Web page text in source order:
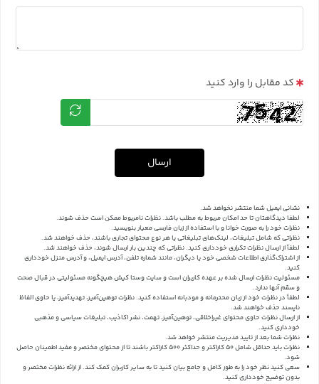
کد مقابل را وارد کنید
ارسال
نشانی ایمیل شما منتشر نخواهد شد.
لطفا دیدگاهتان تا حد امکان مربوط به مطلب باشد. نظرات نامربوط ممکن است حذف شوند.
نظرات خود را به صورت خوانا و با استفاده از زبان فارسی معیار بنویسید.
نظراتی که شامل تبلیغات، لینک‌های تبلیغاتی یا هر نوع محتوای تجاری باشند، حذف خواهند شد.
لطفاً از ارسال نظرات تکراری خودداری کنید. نظراتی که چندین بار ارسال شوند، حذف خواهند شد.
از اشتراک‌گذاری اطلاعات شخصی خود یا دیگران، مانند شماره تلفن، آدرس ایمیل، و آدرس منزل خودداری
کنید.
مسئولیت نظرات ارسال شده بر عهده کاربران است و سایت وستا کیش هیچگونه مسئولیتی در قبال صحت
و سقم آنها ندارد.
لطفاً در نظرات خود از زبان محترمانه و مودبانه استفاده کنید. نظرات توهین‌آمیز، تهدیدآمیز، یا حاوی الفاظ
ناپسند حذف خواهند شد.
از ارسال نظرات حاوی محتوای غیراخلاقی، توهین‌آمیز، تهمت، نشر اکاذیب، تبلیغات سیاسی و مذهبی
خودداری کنید.
نظرات شما بعد از تایید مدیریت منتشر خواهد شد.
نظرات باید حداقل شامل 50 کاراکتر و حداکثر 500 کاراکتر باشند تا از محتوای مختصر و مفید اطمینان حاصل
شود.
سعی کنید نظر خود را به طور کامل و جامع بیان کنید تا به سایر کاربران کمک کند.از ارائه نظرات مختصر و
بدون توضیح خودداری کنید.